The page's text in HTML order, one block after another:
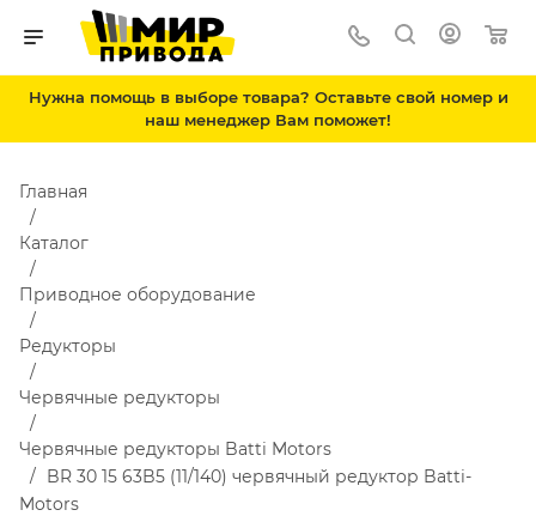
Нужна помощь в выборе товара? Оставьте свой номер и
наш менеджер Вам поможет!
Главная
Каталог
Приводное оборудование
Редукторы
Червячные редукторы
Червячные редукторы Batti Motors
BR 30 15 63B5 (11/140) червячный редуктор Batti-
Motors